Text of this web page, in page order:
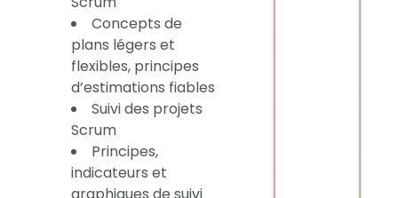
Concepts de
plans légers et
flexibles, principes
d’estimations fiables
Suivi des projets
Scrum
Principes,
indicateurs et